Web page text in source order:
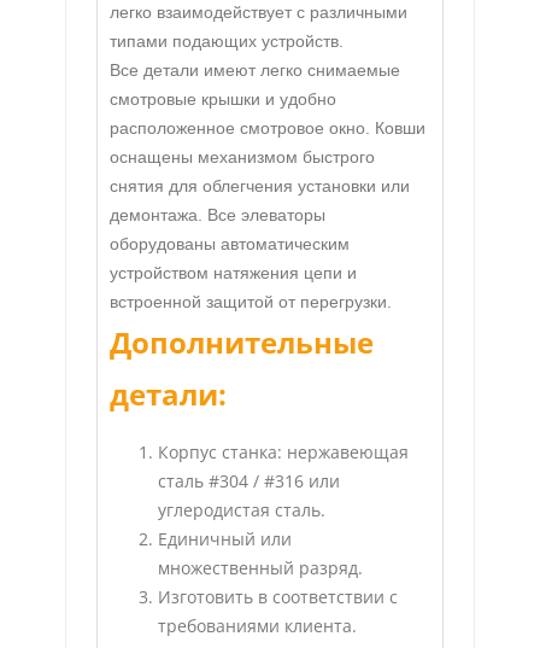
легко взаимодействует с различными
типами подающих устройств.
Все детали имеют легко снимаемые
смотровые крышки и удобно
расположенное смотровое окно. Ковши
оснащены механизмом быстрого
снятия для облегчения установки или
демонтажа. Все элеваторы
оборудованы автоматическим
устройством натяжения цепи и
встроенной защитой от перегрузки.
Дополнительные
детали:
Корпус станка: нержавеющая
сталь #304 / #316 или
углеродистая сталь.
Единичный или
множественный разряд.
Изготовить в соответствии с
требованиями клиента.